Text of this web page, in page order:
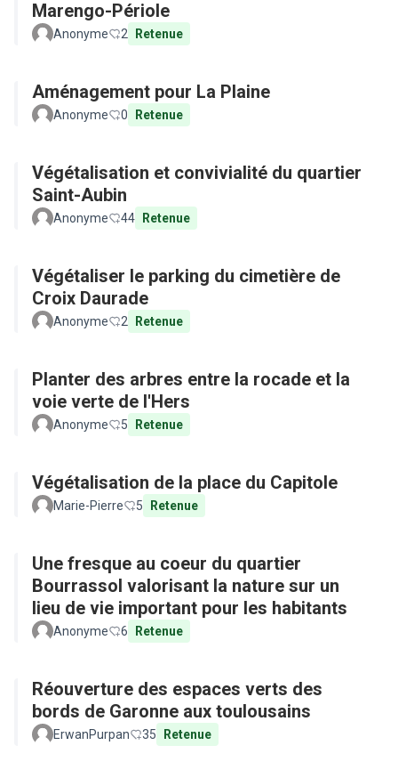
Marengo-Périole
Anonyme 2 Retenue
Aménagement pour La Plaine
Anonyme 0 Retenue
Végétalisation et convivialité du quartier
Saint-Aubin
Anonyme 44 Retenue
Végétaliser le parking du cimetière de
Croix Daurade
Anonyme 2 Retenue
Planter des arbres entre la rocade et la
voie verte de l'Hers
Anonyme 5 Retenue
Végétalisation de la place du Capitole
Marie-Pierre 5 Retenue
Une fresque au coeur du quartier
Bourrassol valorisant la nature sur un
lieu de vie important pour les habitants
Anonyme 6 Retenue
Réouverture des espaces verts des
bords de Garonne aux toulousains
ErwanPurpan 35 Retenue